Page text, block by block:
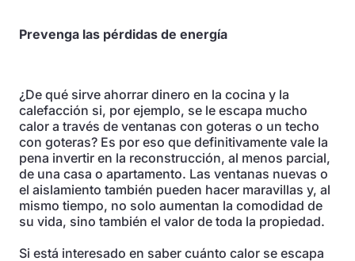
Prevenga las pérdidas de energía
¿De qué sirve ahorrar dinero en la cocina y la
calefacción si, por ejemplo, se le escapa mucho
calor a través de ventanas con goteras o un techo
con goteras? Es por eso que definitivamente vale la
pena invertir en la reconstrucción, al menos parcial,
de una casa o apartamento. Las ventanas nuevas o
el aislamiento también pueden hacer maravillas y, al
mismo tiempo, no solo aumentan la comodidad de
su vida, sino también el valor de toda la propiedad.
Si está interesado en saber cuánto calor se escapa